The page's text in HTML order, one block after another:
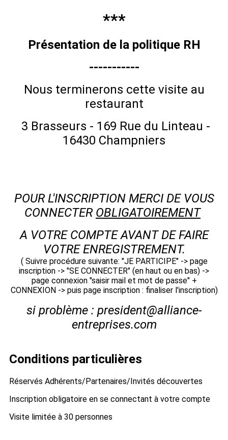
***
Présentation de la politique RH
-----------
Nous terminerons cette visite au
restaurant
3 Brasseurs - 169 Rue du Linteau -
16430 Champniers
POUR L'INSCRIPTION MERCI DE VOUS
CONNECTER OBLIGATOIREMENT
A VOTRE COMPTE AVANT DE FAIRE
VOTRE ENREGISTREMENT.
( Suivre procédure suivante: "JE PARTICIPE" -> page
inscription -> "SE CONNECTER" (en haut ou en bas) ->
page connexion "saisir mail et mot de passe" +
CONNEXION -> puis page inscription : finaliser l'inscription)
si problème : president@alliance-
entreprises.com
Conditions particulières
Réservés Adhérents/Partenaires/Invités découvertes
Inscription obligatoire en se connectant à votre compte
Visite limitée à 30 personnes